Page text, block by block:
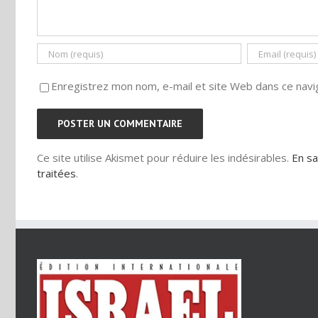
Enregistrez mon nom, e-mail et site Web dans ce
Ce site utilise Akismet pour réduire les indésirables. En
traitées.